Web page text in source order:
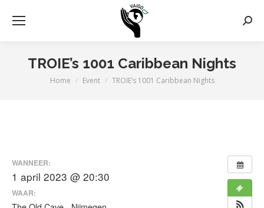
TROIE’s 1001 Caribbean Nights
Je bent hier:
Home Event TROIE’s 1001 Caribbean Nights
WANNEER:
1 april 2023 @ 20:30
WAAR: